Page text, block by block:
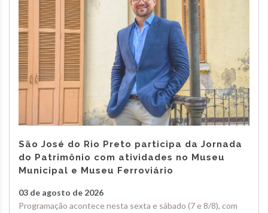
São José do Rio Preto participa da Jornada
do Patrimônio com atividades no Museu
Municipal e Museu Ferroviário
03 de agosto de 2026
Programação acontece nesta sexta e sábado (7 e 8/8), com